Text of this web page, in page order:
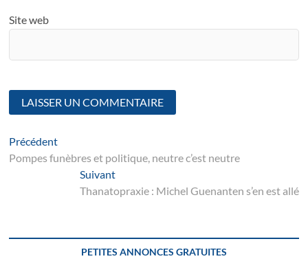
Site web
Navigation
de
PrécédentArticle
suivant
Pompes funèbres et politique, neutre c’est neutre
SuivantSuivant
post:
Thanatopraxie : Michel Guenanten s’en est allé
PETITES ANNONCES GRATUITES